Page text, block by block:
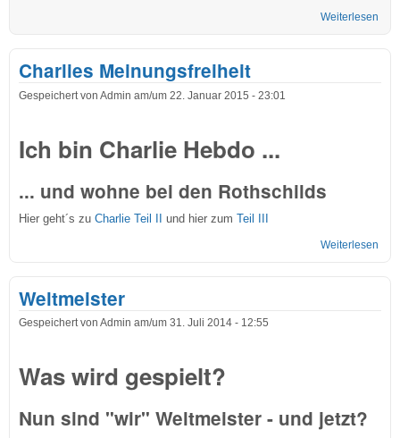
Weiterlesen
Charlies Meinungsfreiheit
Gespeichert von Admin am/um 22. Januar 2015 - 23:01
Ich bin Charlie Hebdo ...
... und wohne bei den Rothschilds
Hier geht´s zu Charlie Teil II und hier zum Teil III
Weiterlesen
Weltmeister
Gespeichert von Admin am/um 31. Juli 2014 - 12:55
Was wird gespielt?
Nun sind "wir" Weltmeister - und jetzt?